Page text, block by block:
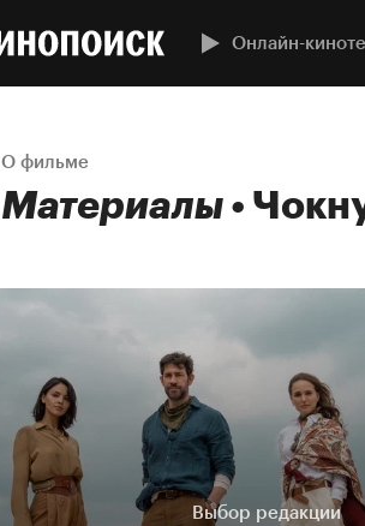
Онлайн-
О фильме
Материалы
Выбор редакции